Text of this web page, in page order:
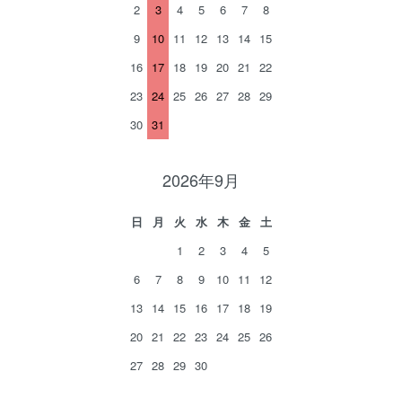
2
3 4 5 6 7
8
9
10 11 12 13 14 15
16 17 18 19 20 21
22
23 24 25 26 27 28 29
30 31
2026年9月
日 月 火 水 木 金
土
1
2 3 4
5
6
7 8 9 10 11
12
13 14 15 16 17 18 19
20 21 22 23 24 25 26
27 28 29 30